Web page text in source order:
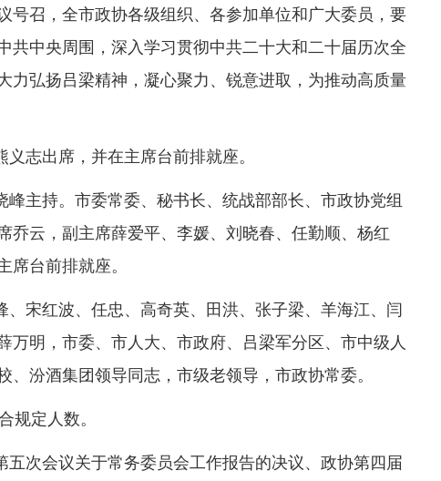
号召，全市政协各级组织、各参加单位和广大委员，要
共中央周围，深入学习贯彻中共二十大和二十届历次全
力弘扬吕梁精神，凝心聚力、锐意进取，为推动高质量
志出席，并在主席台前排就座。
主持。市委常委、秘书长、统战部部长、市政协党组
乔云，副主席薛爱平、李媛、刘晓春、任勤顺、杨红
台前排就座。
宋红波、任忠、高奇英、田洪、张子梁、羊海江、闫
明，市委、市人大、市政府、吕梁军分区、市中级人
汾酒集团领导同志，市级老领导，市政协常委。
规定人数。
次会议关于常务委员会工作报告的决议、政协第四届